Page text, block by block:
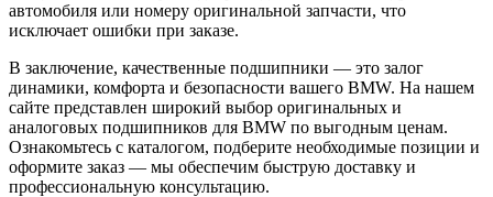
автомобиля или номеру оригинальной запчасти, что
исключает ошибки при заказе.
В заключение, качественные подшипники — это залог
динамики, комфорта и безопасности вашего BMW. На нашем
сайте представлен широкий выбор оригинальных и
аналоговых подшипников для BMW по выгодным ценам.
Ознакомьтесь с каталогом, подберите необходимые позиции и
оформите заказ — мы обеспечим быструю доставку и
профессиональную консультацию.